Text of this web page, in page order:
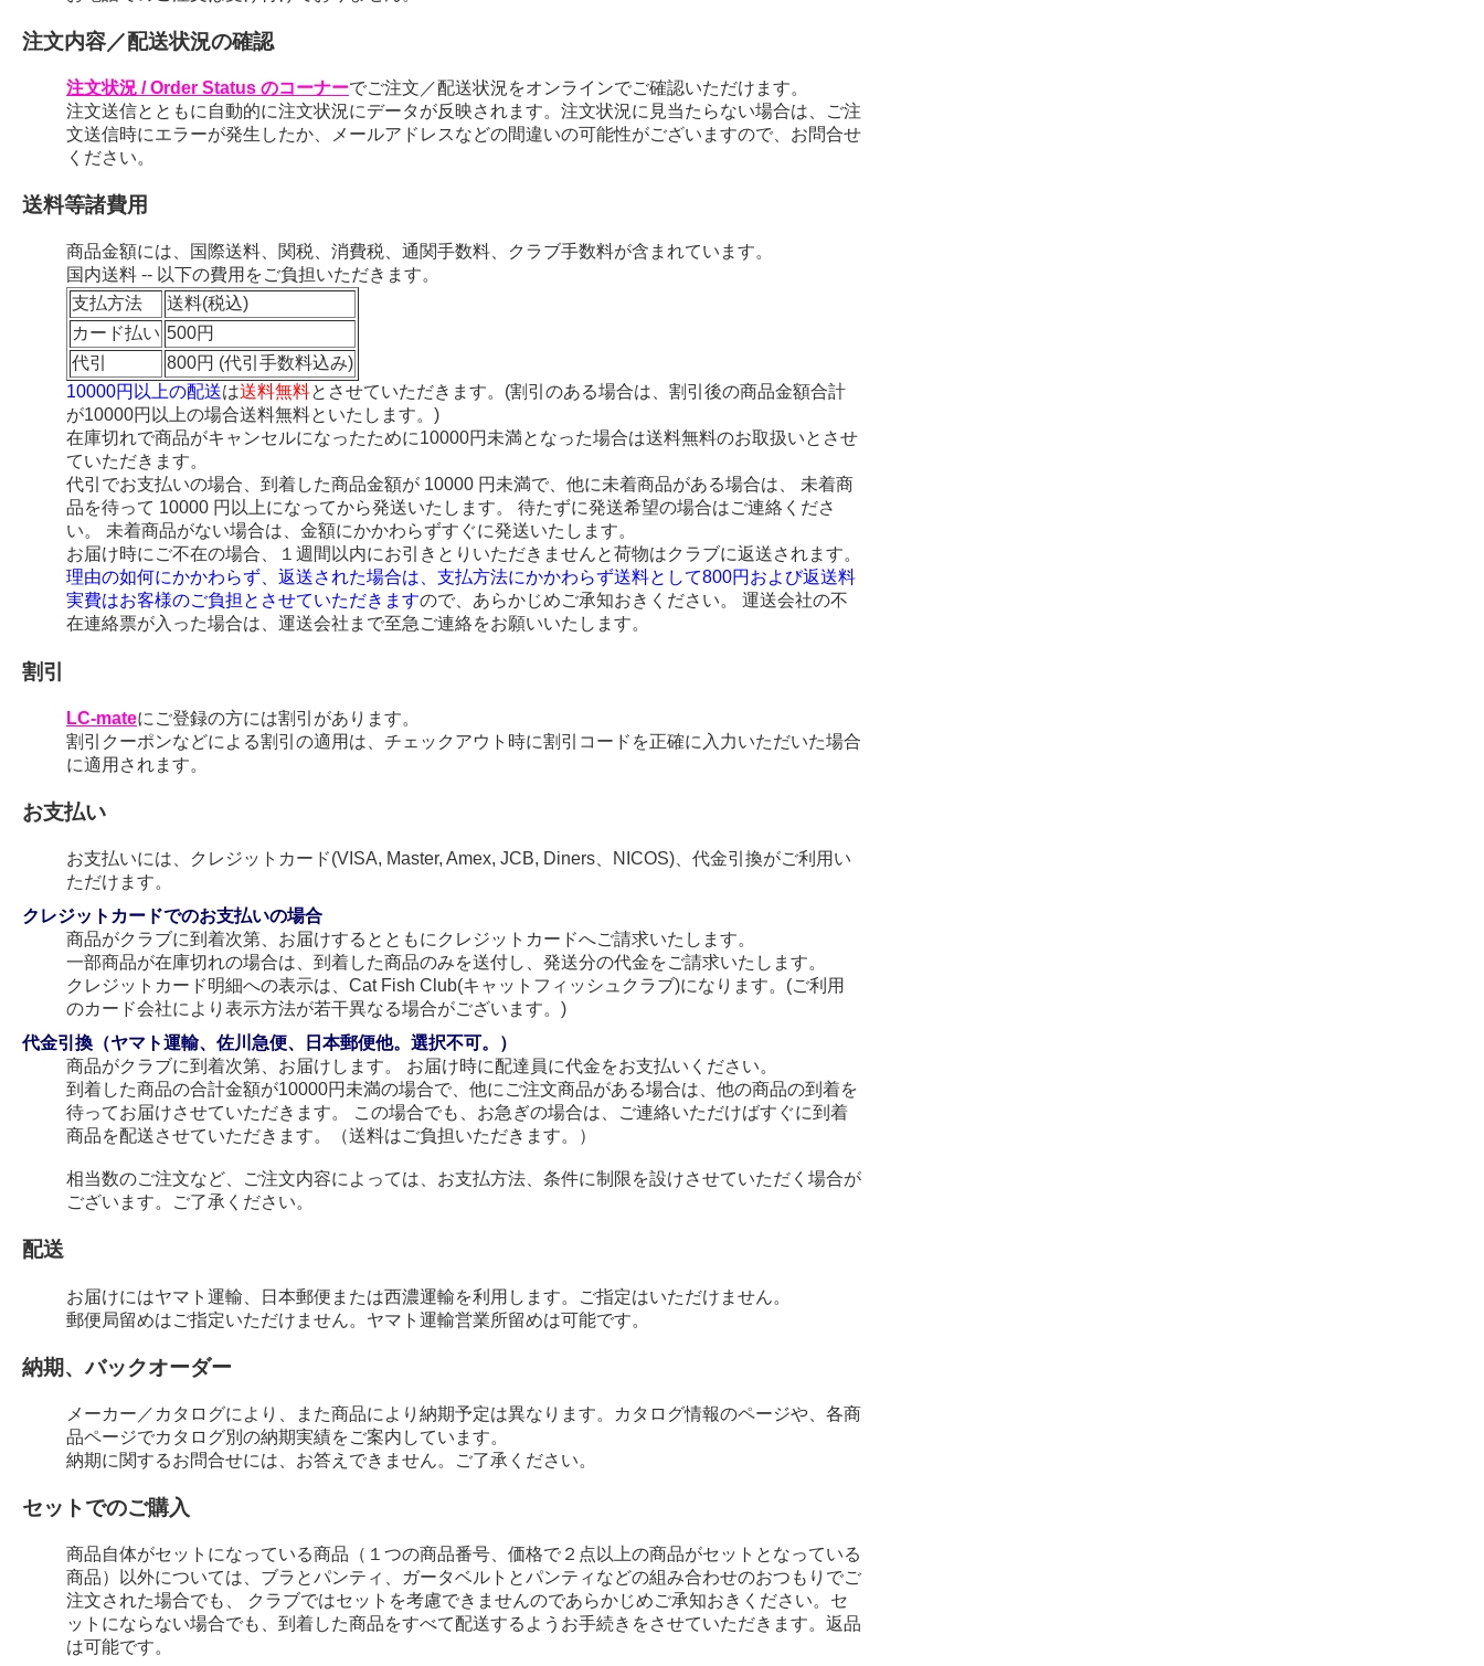
注文内容／配送状況の確認
注文状況 / Order Status のコーナーでご注文／配送状況をオンラインでご確認いただけます。
注文送信とともに自動的に注文状況にデータが反映されます。注文状況に見当たらない場合は、ご注
文送信時にエラーが発生したか、メールアドレスなどの間違いの可能性がございますので、お問合せ
ください。
送料等諸費用
商品金額には、国際送料、関税、消費税、通関手数料、クラブ手数料が含まれています。
国内送料 -- 以下の費用をご負担いただきます。
支払方法
送料(税込)
カード払い 500円
代引
800円 (代引手数料込み)
10000円以上の配送は送料無料とさせていただきます。(割引のある場合は、割引後の商品金額合計
が10000円以上の場合送料無料といたします。)
在庫切れで商品がキャンセルになったために10000円未満となった場合は送料無料のお取扱いとさせ
ていただきます。
代引でお支払いの場合、到着した商品金額が 10000 円未満で、他に未着商品がある場合は、 未着商
品を待って 10000 円以上になってから発送いたします。 待たずに発送希望の場合はご連絡くださ
い。 未着商品がない場合は、金額にかかわらずすぐに発送いたします。
お届け時にご不在の場合、１週間以内にお引きとりいただきませんと荷物はクラブに返送されます。
理由の如何にかかわらず、返送された場合は、支払方法にかかわらず送料として800円および返送料
実費はお客様のご負担とさせていただきますので、あらかじめご承知おきください。 運送会社の不
在連絡票が入った場合は、運送会社まで至急ご連絡をお願いいたします。
割引
LC-mateにご登録の方には割引があります。
割引クーポンなどによる割引の適用は、チェックアウト時に割引コードを正確に入力いただいた場合
に適用されます。
お支払い
お支払いには、クレジットカード(VISA, Master, Amex, JCB, Diners、NICOS)、代金引換がご利用い
ただけます。
クレジットカードでのお支払いの場合
商品がクラブに到着次第、お届けするとともにクレジットカードへご請求いたします。
一部商品が在庫切れの場合は、到着した商品のみを送付し、発送分の代金をご請求いたします。
クレジットカード明細への表示は、Cat Fish Club(キャットフィッシュクラブ)になります。(ご利用
のカード会社により表示方法が若干異なる場合がございます。)
代金引換（ヤマト運輸、佐川急便、日本郵便他。選択不可。）
商品がクラブに到着次第、お届けします。 お届け時に配達員に代金をお支払いください。
到着した商品の合計金額が10000円未満の場合で、他にご注文商品がある場合は、他の商品の到着を
待ってお届けさせていただきます。 この場合でも、お急ぎの場合は、ご連絡いただけばすぐに到着
商品を配送させていただきます。（送料はご負担いただきます。）
相当数のご注文など、ご注文内容によっては、お支払方法、条件に制限を設けさせていただく場合が
ございます。ご了承ください。
配送
お届けにはヤマト運輸、日本郵便または西濃運輸を利用します。ご指定はいただけません。
郵便局留めはご指定いただけません。ヤマト運輸営業所留めは可能です。
納期、バックオーダー
メーカー／カタログにより、また商品により納期予定は異なります。カタログ情報のページや、各商
品ページでカタログ別の納期実績をご案内しています。
納期に関するお問合せには、お答えできません。ご了承ください。
セットでのご購入
商品自体がセットになっている商品（１つの商品番号、価格で２点以上の商品がセットとなっている
商品）以外については、ブラとパンティ、ガータベルトとパンティなどの組み合わせのおつもりでご
注文された場合でも、 クラブではセットを考慮できませんのであらかじめご承知おきください。セ
ットにならない場合でも、到着した商品をすべて配送するようお手続きをさせていただきます。返品
は可能です。